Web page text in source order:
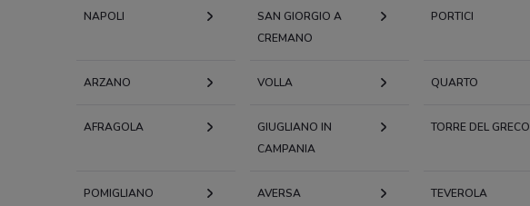
NAPOLI
SAN GIORGIO A
CREMANO
PORTICI
ARZANO VOLLA QUARTO
AFRAGOLA
GIUGLIANO IN
CAMPANIA
TORRE DEL GRECO
POMIGLIANO
AVERSA TEVEROLA